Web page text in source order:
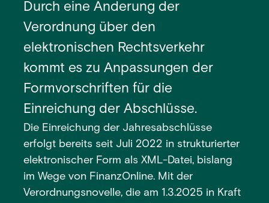
Durch eine Änderung der
Verordnung über den
elektronischen Rechtsverkehr
kommt es zu Anpassungen der
Formvorschriften für die
Einreichung der Abschlüsse.
Die Einreichung der Jahresabschlüsse
erfolgt bereits seit Juli 2022 in strukturierter
elektronischer Form als XML-Datei, bislang
im Wege von FinanzOnline. Mit der
Verordnungsnovelle, die am 1.3.2025 in Kraft